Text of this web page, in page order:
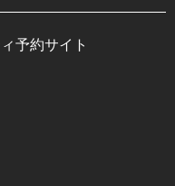
予約サイト